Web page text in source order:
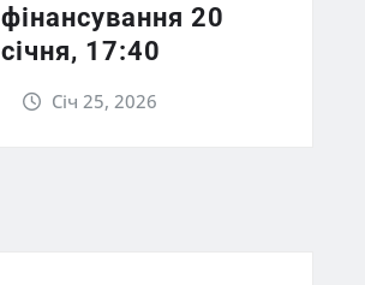
фінансування 20
січня, 17:40
Січ 25, 2026